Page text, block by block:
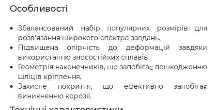
Особливості
Збалансований набір популярних розмірів для
розв'язання широкого спектра завдань.
Підвищена опірність до деформацій завдяки
використанню зносостійких сплавів.
Геометрія наконечників, що запобігає пошкодженню
шліців кріплення.
Захисне покриття, що ефективно запобігає
виникненню корозії.